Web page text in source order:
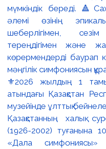
⚜️2026 жылдың 1
атындағы Қазақстан
музейінде ұлттық
Қазақстанның халық
(1926-2002) туғанына
«Дала симфониясы»